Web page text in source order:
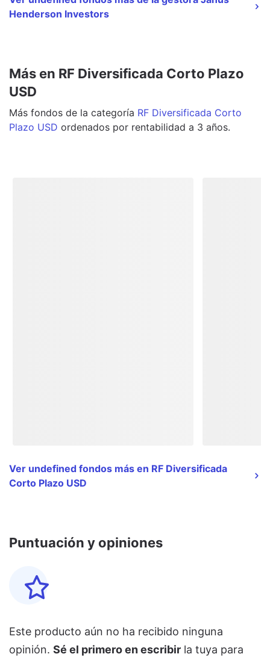
Henderson Investors
Más en RF Diversificada Corto Plazo
USD
Más fondos de la categoría RF Diversificada Corto
Plazo USD ordenados por rentabilidad a 3 años.
Ver undefined fondos más en RF Diversificada
Corto Plazo USD
Puntuación y opiniones
Este producto aún no ha recibido ninguna
opinión. Sé el primero en escribir la tuya para